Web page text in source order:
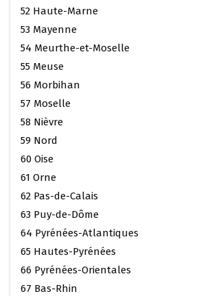
52 Haute-Marne
53 Mayenne
54 Meurthe-et-Moselle
55 Meuse
56 Morbihan
57 Moselle
58 Nièvre
59 Nord
60 Oise
61 Orne
62 Pas-de-Calais
63 Puy-de-Dôme
64 Pyrénées-Atlantiques
65 Hautes-Pyrénées
66 Pyrénées-Orientales
67 Bas-Rhin